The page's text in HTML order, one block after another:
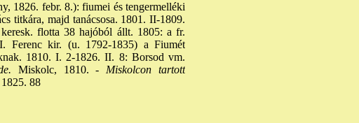
1826. febr. 8.): fiumei és tengermelléki
titkára, majd tanácsosa. 1801. II-1809.
flotta 38 hajóból állt. 1805: a fr.
Ferenc kir. (u. 1792-1835) a Fiumét
1810. I. 2-1826. II. 8: Borsod vm.
Miskolc, 1810. - Miskolcon tartott
88